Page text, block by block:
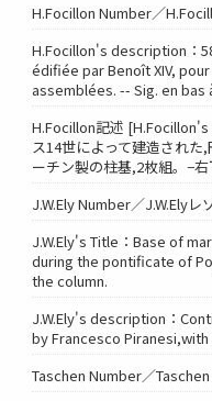
H.Focillon Number／
H.Focillon's description：
édifiée par Benoît XIV,
assemblées. -- Sig. en bas
H.Focillon記述
ス14世によって建造され
ーチン製の柱基,2枚組。−右
J.W.Ely Number／J.W.Elyレ
J.W.Ely's Title：Base of
during the pontificate of
the column.
J.W.Ely's description：
by Francesco
Taschen Number／